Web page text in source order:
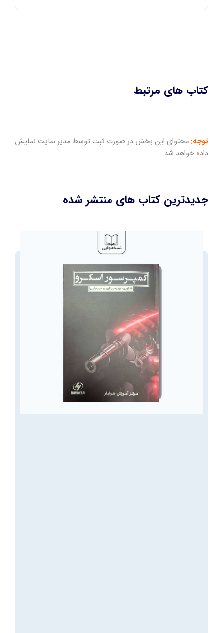
کتاب های مرتبط
توجه: محتوای این بخش در صورت ثبت توسط مدیر سایت نمایش
داده خواهد شد.
جدیدترین کتاب های منتشر شده